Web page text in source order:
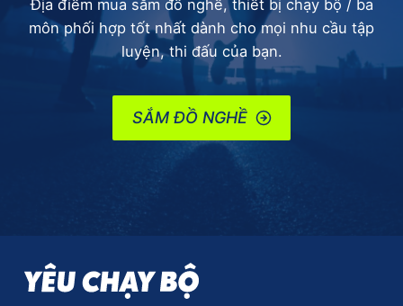
Địa điểm mua sắm đồ nghề, thiết bị chạy bộ / ba
môn phối hợp tốt nhất dành cho mọi nhu cầu tập
luyện, thi đấu của bạn.
SẮM ĐỒ NGHỀ